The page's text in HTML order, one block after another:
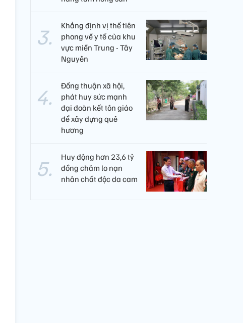
Khẳng định vị thế tiên
phong về y tế của khu
vực miền Trung - Tây
Nguyên ​
Đồng thuận xã hội,
phát huy sức mạnh
đại đoàn kết tôn giáo
để xây dựng quê
hương
Huy động hơn 23,6 tỷ
đồng chăm lo nạn
nhân chất độc da cam